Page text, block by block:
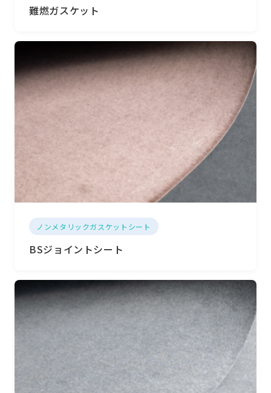
難燃ガスケット
ノンメタリックガスケットシート
BSジョイントシート